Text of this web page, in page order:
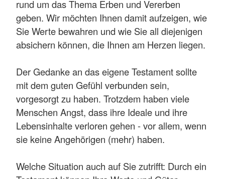
rund um das Thema Erben und Vererben
geben. Wir möchten Ihnen damit aufzeigen, wie
Sie Werte bewahren und wie Sie all diejenigen
absichern können, die Ihnen am Herzen liegen.
Der Gedanke an das eigene Testament sollte
mit dem guten Gefühl verbunden sein,
vorgesorgt zu haben. Trotzdem haben viele
Menschen Angst, dass ihre Ideale und ihre
Lebensinhalte verloren gehen - vor allem, wenn
sie keine Angehörigen (mehr) haben.
Welche Situation auch auf Sie zutrifft: Durch ein